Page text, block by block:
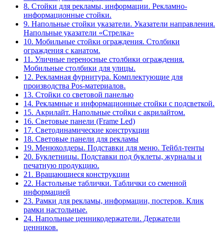
8. Стойки для рекламы, информации. Рекламно-
информационные стойки.
9. Напольные стойки указатели. Указатели направления.
Напольные указатели «Стрелка»
10. Мобильные стойки ограждения. Столбики
ограждения с канатом.
11. Уличные переносные столбики ограждения.
Мобильные столбики для улицы.
12. Рекламная фурнитура. Комплектующие для
производства Pos-материалов.
13. Стойки со световой панелью
14. Рекламные и информационные стойки с подсветкой.
15. Акрилайт. Напольные стойки с акрилайтом.
16. Световые панели (Frame Led)
17. Светодинамические конструкции
18. Световые панели для рекламы
19. Менюхолдеры. Подставки для меню. Тейбл-тенты
20. Буклетницы. Подставки под буклеты, журналы и
печатную продукцию.
21. Вращающиеся конструкции
22. Настольные таблички. Таблички со сменной
информацией
23. Рамки для рекламы, информации, постеров. Клик
рамки настольные.
24. Напольные ценникодержатели. Держатели
ценников.